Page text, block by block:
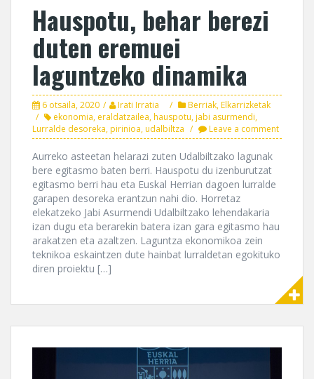
Hauspotu, behar berezi
duten eremuei
laguntzeko dinamika
6 otsaila, 2020 Irati Irratia Berriak,Elkarrizketak
ekonomia, eraldatzailea,hauspotu,jabi asurmendi,
Lurralde desoreka,pirinioa,udalbiltza Leave a comment
Aurreko asteetan helarazi zuten Udalbiltzako lagunak
bere egitasmo baten berri. Hauspotu du izenburutzat
egitasmo berri hau eta Euskal Herrian dagoen lurralde
garapen desoreka erantzun nahi dio. Horretaz
elekatzeko Jabi Asurmendi Udalbiltzako lehendakaria
izan dugu eta berarekin batera izan gara egitasmo hau
arakatzen eta azaltzen. Laguntza ekonomikoa zein
teknikoa eskaintzen dute hainbat lurraldetan egokituko
diren proiektu […]